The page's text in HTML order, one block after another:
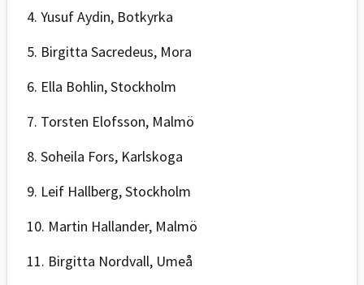
4. Yusuf Aydin, Botkyrka
5. Birgitta Sacredeus, Mora
6. Ella Bohlin, Stockholm
7. Torsten Elofsson, Malmö
8. Soheila Fors, Karlskoga
9. Leif Hallberg, Stockholm
10. Martin Hallander, Malmö
11. Birgitta Nordvall, Umeå